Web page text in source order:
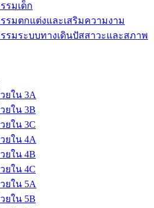
รมเด็ก
รมตกแต่งและเสริมความงาม
รมระบบทางเดินปัสสาวะและสภาพ
ยใน 3A
ยใน 3B
ยใน 3C
ยใน 4A
ยใน 4B
ยใน 4C
ยใน 5A
ยใน 5B